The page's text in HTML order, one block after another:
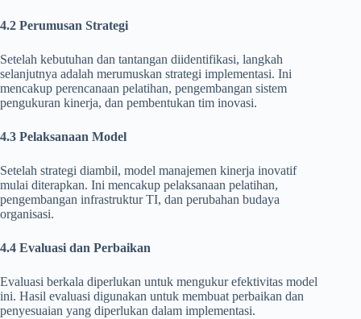
4.2 Perumusan Strategi
Setelah kebutuhan dan tantangan diidentifikasi, langkah
selanjutnya adalah merumuskan strategi implementasi. Ini
mencakup perencanaan pelatihan, pengembangan sistem
pengukuran kinerja, dan pembentukan tim inovasi.
4.3 Pelaksanaan Model
Setelah strategi diambil, model manajemen kinerja inovatif
mulai diterapkan. Ini mencakup pelaksanaan pelatihan,
pengembangan infrastruktur TI, dan perubahan budaya
organisasi.
4.4 Evaluasi dan Perbaikan
Evaluasi berkala diperlukan untuk mengukur efektivitas model
ini. Hasil evaluasi digunakan untuk membuat perbaikan dan
penyesuaian yang diperlukan dalam implementasi.